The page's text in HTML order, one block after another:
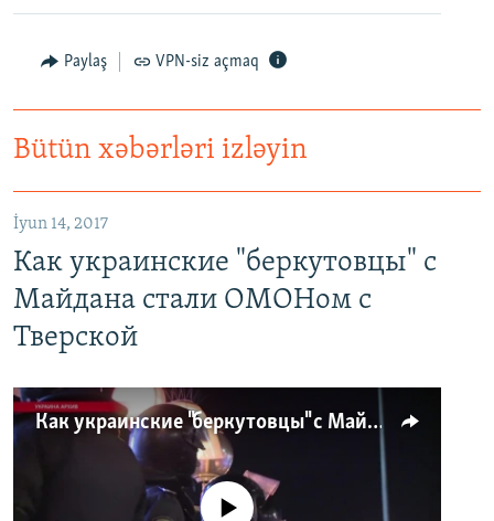
Paylaş VPN-siz açmaq
Bütün xəbərləri izləyin
İyun 14, 2017
Как украинские "беркутовцы" с
Майдана стали ОМОНом с
Тверской
Как украинские "беркутовцы" с Майдана стали ОМОНом с Тверской
No media source currently available